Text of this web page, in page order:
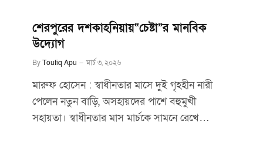
শেরপুরের দশকাহনিয়ায়“চেষ্টা”র মানবিক
উদ্যোগ
ByToufiq Apu মার্চ ৩, ২০২৬
মারুফ হোসেন : স্বাধীনতার মাসে দুই গৃহহীন নারী
পেলেন নতুন বাড়ি, অসহায়দের পাশে বহুমুখী
সহায়তা। স্বাধীনতার মাস মার্চকে সামনে রেখে…